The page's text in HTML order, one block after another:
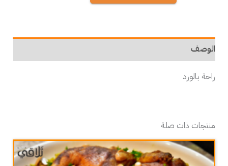
الوصف
راحة بالورد
منتجات ذات صلة